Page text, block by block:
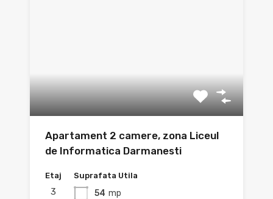
Apartament 2 camere, zona Liceul
de Informatica Darmanesti
Etaj
3
Suprafata Utila
54 mp